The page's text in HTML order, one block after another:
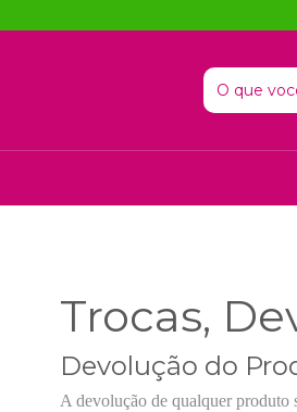
Trocas,
Devolução do
A devolução de qualquer produto